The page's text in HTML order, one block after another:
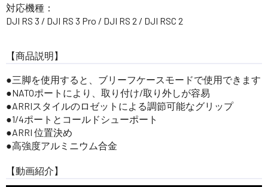
対応機種：
DJI RS 3 / DJI RS 3 Pro / DJI RS 2 / DJI RSC 2
【商品説明】
三脚を使用すると、ブリーフケースモードで使用できます
NATOポートにより、取り付け/取り外しが容易
ARRIスタイルのロゼットによる調節可能なグリップ
1/4ポートとコールドシューポート
ARRI 位置決め
高強度アルミニウム合金
【動画紹介】